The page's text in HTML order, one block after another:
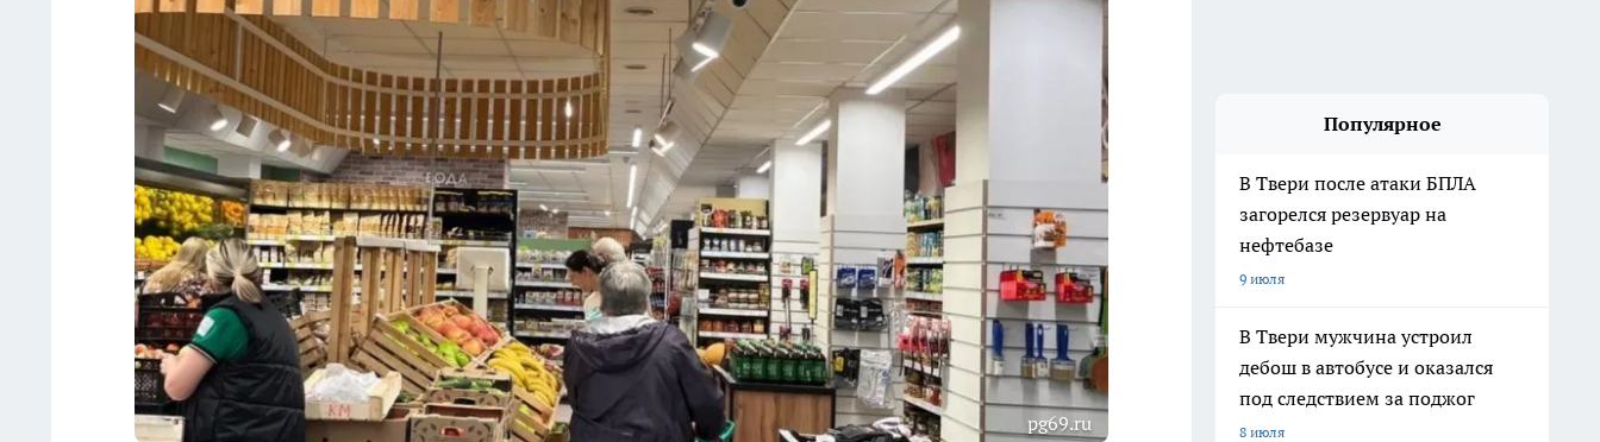
pg69.ru
Популярное
В Твери после атаки БПЛА
загорелся резервуар на
нефтебазе
9 июля
В Твери мужчина устроил
дебош в автобусе и оказался
под следствием за поджог
8 июля